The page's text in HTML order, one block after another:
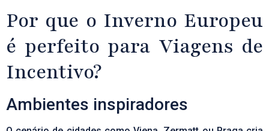
Por que o Inverno Europeu
é perfeito para Viagens de
Incentivo?
Ambientes inspiradores